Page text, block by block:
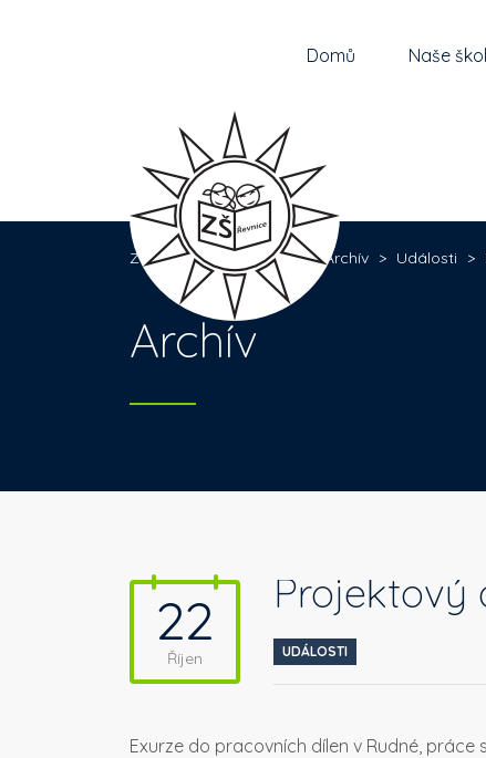
Domů Naše
Základní škola Řevnice > Archív > Události >
Archív
22
Říjen
Projektový
UDÁLOSTI
Exurze do pracovních dílen v Rudné, práce